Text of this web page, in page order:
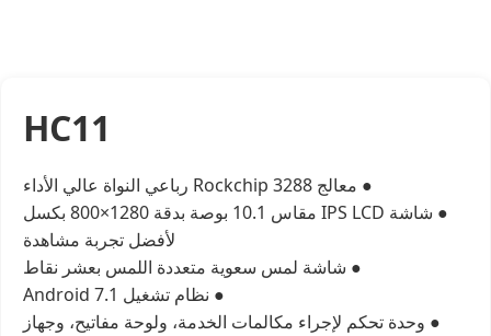
HC11
● معالج Rockchip 3288 رباعي النواة عالي الأداء
● شاشة IPS LCD مقاس 10.1 بوصة بدقة 1280×800 بكسل
لأفضل تجربة مشاهدة
● شاشة لمس سعوية متعددة اللمس بعشر نقاط
● نظام تشغيل Android 7.1
● وحدة تحكم لإجراء مكالمات الخدمة، ولوحة مفاتيح، وجهاز